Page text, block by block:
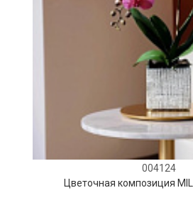
004124
Цветочная композиция